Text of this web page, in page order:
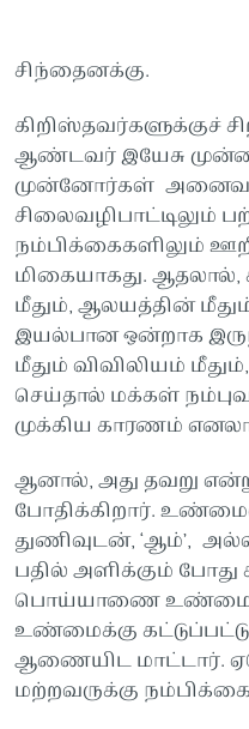
சிந்தைனக்கு.
கிறிஸ்தவர்களுக்குச்
ஆண்டவர் இயேசு
முன்னோர்கள்
சிலைவழிபாட்டிலும்
நம்பிக்கைகளிலும்
மிகையாகது. ஆதலால்,
மீதும், ஆலயத்தின்
இயல்பான ஒன்றாக
மீதும் விவிலியம்
செய்தால் மக்கள்
முக்கிய காரணம்
ஆனால், அது தவறு
போதிக்கிறார்.
துணிவுடன், ‘ஆம்’,
பதில் அளிக்கும் போது
பொய்யாணை
உண்மைக்கு
ஆணையிட மாட்டார்.
மற்றவருக்கு